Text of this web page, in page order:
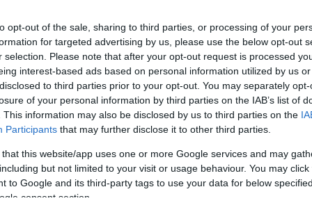
opt-out of the sale, sharing to third parties, or processing of your
for targeted advertising by us, please use the below opt-out
selection. Please note that after your opt-out request is processed
interest-based ads based on personal information utilized by us
to third parties prior to your opt-out. You may separately
of your personal information by third parties on the IAB’s list of
This information may also be disclosed by us to third parties on the
Participants that may further disclose it to other third parties.
that this website/app uses one or more Google services and may
but not limited to your visit or usage behaviour. You may
to Google and its third-party tags to use your data for below
consent section.
αποδόσεις των συστημικών
την επόμενη διετία, με την
Για την Εθνική, οι αναλυτές
2026 και 7,4% το 2027, με το μέρισμα
το 2026 σε 1,01 ευρώ το 2027 και
Πειραιώς προβλέπουν μερισματική
με το μέρισμα ανά μετοχή να
στα 0,58 ευρώ το 2027 και στα 0,66
10:03
09:49
09:31